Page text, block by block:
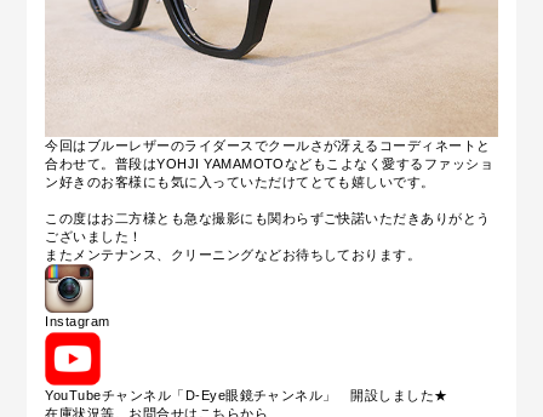
今回はブルーレザーのライダースでクールさが冴えるコーディネートと
合わせて。普段はYOHJI YAMAMOTOなどもこよなく愛するファッショ
ン好きのお客様にも気に入っていただけてとても嬉しいです。
この度はお二方様とも急な撮影にも関わらずご快諾いただきありがとう
ございました！
またメンテナンス、クリーニングなどお待ちしております。
Instagram
YouTubeチャンネル「D-Eye眼鏡チャンネル」 開設しました★
在庫状況等、お問合せはこちらから